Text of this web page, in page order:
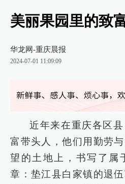
美丽果园里的致
华龙网-重庆晨报
2024-07-01 11:09:09
近年来在重庆各区
富带头人，他们用勤劳
望的土地上，书写了属
章：垫江县白家镇的退